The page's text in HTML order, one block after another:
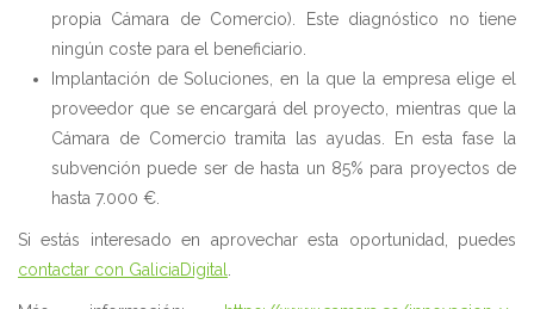
propia Cámara de Comercio). Este diagnóstico no tiene
ningún coste para el beneficiario.
Implantación de Soluciones, en la que la empresa elige el
proveedor que se encargará del proyecto, mientras que la
Cámara de Comercio tramita las ayudas. En esta fase la
subvención puede ser de hasta un 85% para proyectos de
hasta 7.000 €.
Si estás interesado en aprovechar esta oportunidad, puedes
contactar con GaliciaDigital